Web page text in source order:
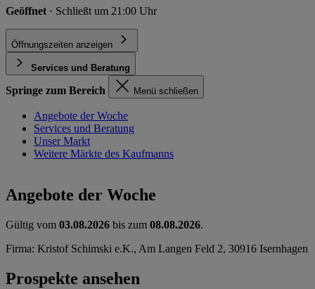
Geöffnet · Schließt um 21:00 Uhr
Öffnungszeiten anzeigen
Services und Beratung
Springe zum Bereich Menü schließen
Angebote der Woche
Services und Beratung
Unser Markt
Weitere Märkte des Kaufmanns
Angebote der Woche
Gültig vom 03.08.2026 bis zum 08.08.2026.
Firma: Kristof Schimski e.K., Am Langen Feld 2, 30916 Isernhagen
Prospekte ansehen